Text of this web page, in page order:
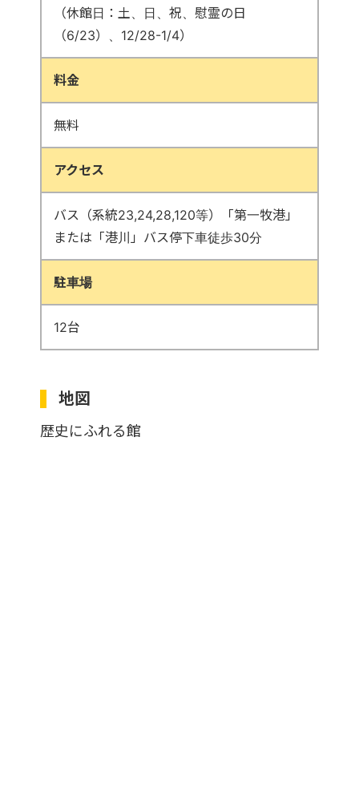
（休館日：土、日、祝、慰霊の日
（6/23）、12/28-1/4）
料金
無料
アクセス
バス（系統23,24,28,120等）「第一牧港」
または「港川」バス停下車徒歩30分
駐車場
12台
地図
歴史にふれる館